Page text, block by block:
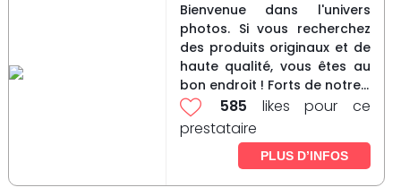
Bienvenue dans l'univers
photos. Si vous recherchez
des produits originaux et de
haute qualité, vous êtes au
bon endroit ! Forts de notre...
585 likes pour ce
prestataire
PLUS D’INFOS